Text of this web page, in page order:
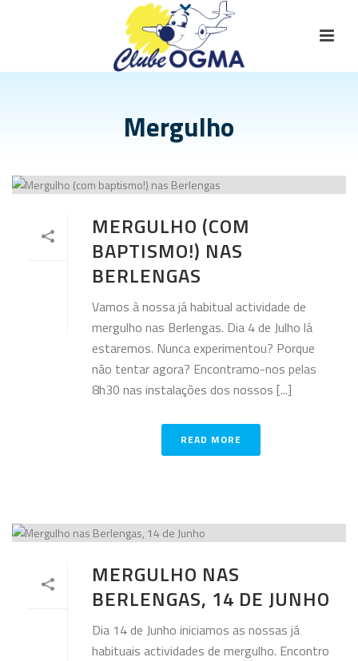
Mergulho
MERGULHO (COM
BAPTISMO!) NAS
BERLENGAS
Vamos à nossa já habitual actividade de
mergulho nas Berlengas. Dia 4 de Julho lá
estaremos. Nunca experimentou? Porque
não tentar agora? Encontramo-nos pelas
8h30 nas instalações dos nossos [...]
READ MORE
MERGULHO NAS
BERLENGAS, 14 DE JUNHO
Dia 14 de Junho iniciamos as nossas já
habituais actividades de mergulho. Encontro